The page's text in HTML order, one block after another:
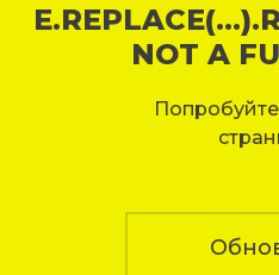
NOT A